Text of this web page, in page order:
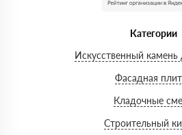
Категории
Искусственный камень
Фасадная
Кладочные
Строительный